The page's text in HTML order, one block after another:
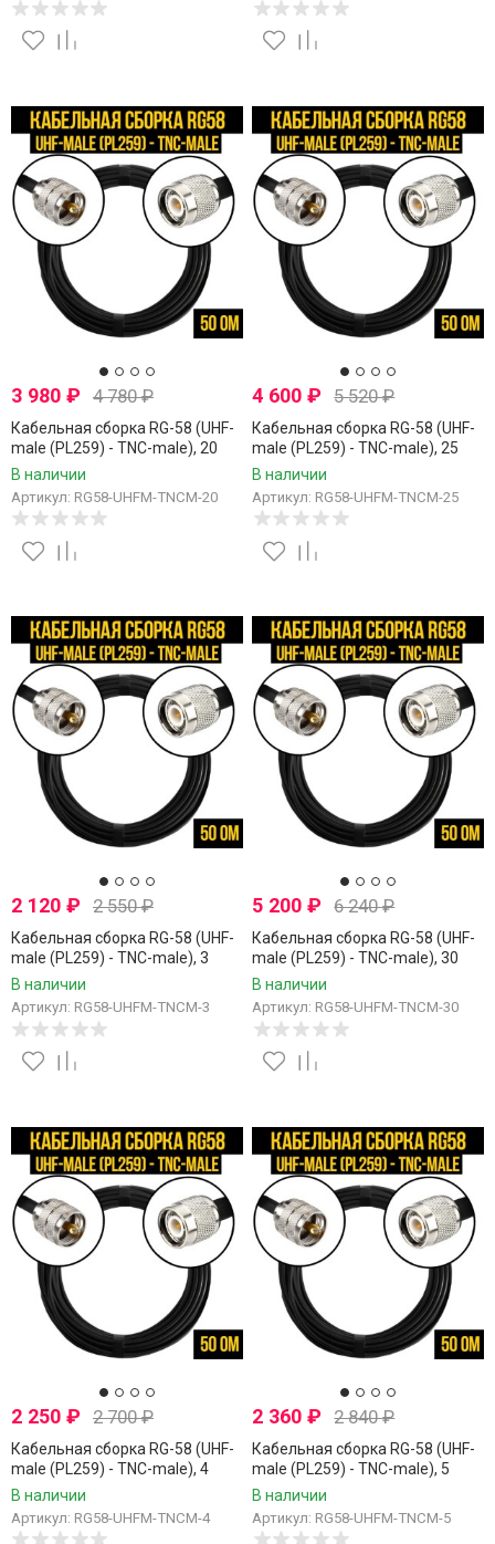
3 980 ₽ 4 780₽
Кабельная сборка RG-58 (UHF-
male (PL259) - TNC-male), 20
метров
В наличии
Артикул: RG58-UHFM-TNCM-20
4 600₽ 5 520₽
Кабельная сборка RG-58 (UHF-
male (PL259) - TNC-male), 25
метров
В наличии
Артикул: RG58-UHFM-TNCM-25
2 120 ₽ 2 550₽
Кабельная сборка RG-58 (UHF-
male (PL259) - TNC-male), 3
метра
В наличии
Артикул: RG58-UHFM-TNCM-3
5 200₽ 6 240₽
Кабельная сборка RG-58 (UHF-
male (PL259) - TNC-male), 30
метров
В наличии
Артикул: RG58-UHFM-TNCM-30
2 250 ₽ 2 700₽
Кабельная сборка RG-58 (UHF-
male (PL259) - TNC-male), 4
метра
В наличии
Артикул: RG58-UHFM-TNCM-4
2 360₽ 2 840₽
Кабельная сборка RG-58 (UHF-
male (PL259) - TNC-male), 5
метров
В наличии
Артикул: RG58-UHFM-TNCM-5